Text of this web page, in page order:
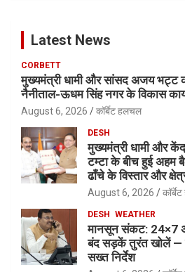
Latest News
CORBETT
मुख्यमंत्री धामी और सांसद अजय भट्ट
नैनीताल-ऊधम सिंह नगर के विकास
August 6, 2026 कॉर्बेट हलचल
DESH
मुख्यमंत्री धामी और
टम्टा के बीच हुई अहम
ढाँचे के विस्तार और
August 6, 2026
DESH WEATHER
मानसून संकट: 24×7
बंद सड़कें तुरंत खोलें —
सख्त निर्देश